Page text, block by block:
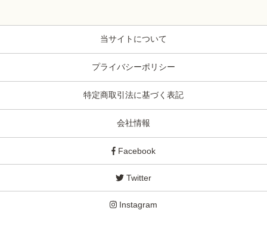
当サイトについて
プライバシーポリシー
特定商取引法に基づく表記
会社情報
Facebook
Twitter
Instagram